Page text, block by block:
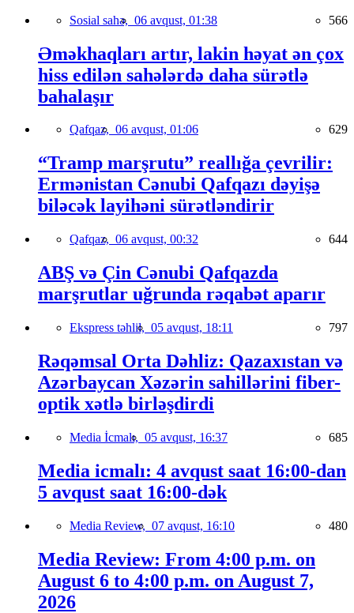
Sosial sahə, 06 avqust, 01:38 566
Əməkhaqları artır, lakin həyat ən çox
hiss edilən sahələrdə daha sürətlə
bahalaşır
Qafqaz, 06 avqust, 01:06 629
“Tramp marşrutu” reallığa çevrilir:
Ermənistan Cənubi Qafqazı dəyişə
biləcək layihəni sürətləndirir
Qafqaz, 06 avqust, 00:32 644
ABŞ və Çin Cənubi Qafqazda
marşrutlar uğrunda rəqabət aparır
Ekspress təhlil, 05 avqust, 18:11 797
Rəqəmsal Orta Dəhliz: Qazaxıstan və
Azərbaycan Xəzərin sahillərini fiber-
optik xətlə birləşdirdi
Media İcmalı, 05 avqust, 16:37 685
Media icmalı: 4 avqust saat 16:00-dan
5 avqust saat 16:00-dək
Media Review, 07 avqust, 16:10 480
Media Review: From 4:00 p.m. on
August 6 to 4:00 p.m. on August 7,
2026